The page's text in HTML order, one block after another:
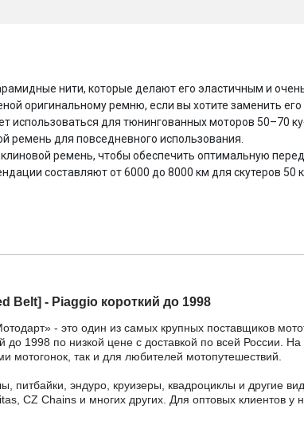
нити, которые делают его эластичным и
оригинальному ремню, если вы хотите заменить
использоваться для тюнингованных моторов 50–70
ремень для повседневного использования.
ремень, чтобы обеспечить оптимальную
составляют от 6000 до 8000 км для скутеров 50
Belt] - Piaggio короткий до 1998
- это один из самых крупных поставщиков
до 1998 по низкой цене с доставкой по всей России.
мотогонок, так и для любителей мотопутешествий.
питбайки, эндуро, круизеры, квадроциклы и другие
CZ Chains и многих других. Для оптовых клиентов у